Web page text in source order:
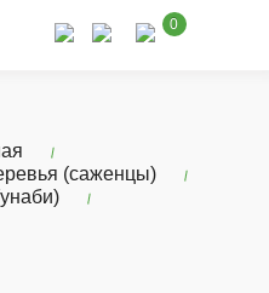
0
(саженцы)